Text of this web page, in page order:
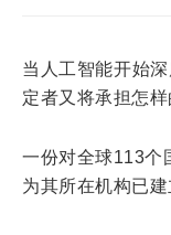
当人工智能开始
定者又将承担怎样
一份对全球113个
为其所在机构已